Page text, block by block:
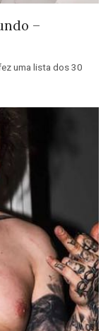
–
uma lista dos 30